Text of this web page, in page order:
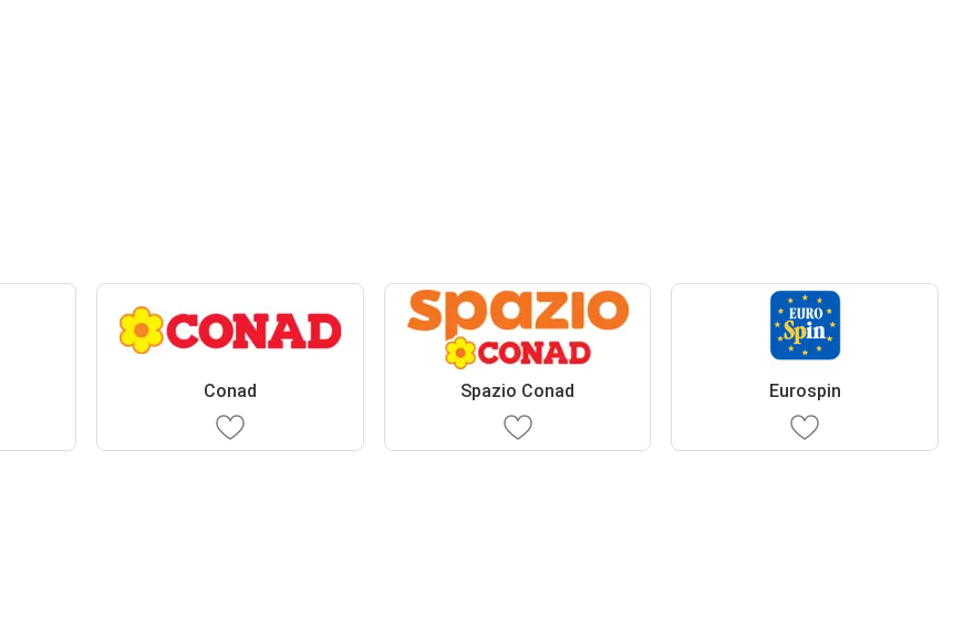
Conad Spazio Conad Eurospin